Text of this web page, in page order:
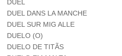
DUEL
DUEL DANS LA MANCHE
DUEL SUR MIG ALLE
DUELO (O)
DUELO DE TITÃS